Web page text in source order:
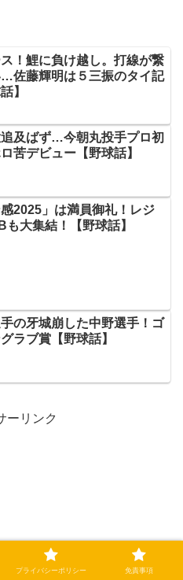
！鯉に負け越し。打線が繋
佐藤輝明は５三振のタイ記
】
及ばず…今朝丸投手プロ初
苦デビュー【野球話】
感2025」は満員御礼！レジ
も大集結！【野球話】
の牙城崩した中野選手！ゴ
ラブ賞【野球話】
ーリンク
プライバシーポリシー 免責事項